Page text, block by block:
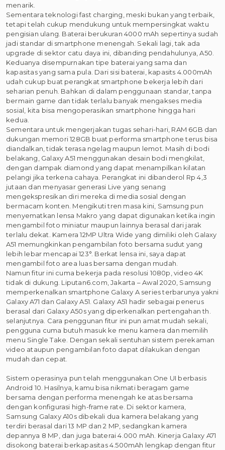
menarik.
Sementara teknologi fast charging, meski bukan yang terbaik,
tetapi telah cukup mendukung untuk mempersingkat waktu
pengisian ulang. Baterai berukuran 4000 mAh sepertinya sudah
jadi standar di smartphone menengah. Sekali lagi, tak ada
upgrade di sektor catu daya ini, dibanding pendahulunya, A50.
Keduanya disempurnakan tipe baterai yang sama dan
kapasitas yang sama pula. Dari sisi baterai, kapasits 4.000mAh
udah cukup buat perangkat smartphone bekerja lebih dari
seharian penuh. Bahkan di dalam penggunaan standar, tanpa
bermain game dan tidak terlalu banyak mengakses media
sosial, kita bisa mengoperasikan smartphone hingga hari
kedua.
Sementara untuk mengerjakan tugas sehari-hari, RAM 6GB dan
dukungan memori 128GB buat performa smartphone terus bisa
diandalkan, tidak terasa ngelag maupun lemot. Masih di bodi
belakang, Galaxy A51 menggunakan desain bodi mengkilat,
dengan dampak diamond yang dapat menampilkan kilatan
pelangi jika terkena cahaya. Perangkat ini dibanderol Rp 4,3
jutaan dan menyasar generasi Live yang senang
mengekspresikan diri mereka di media sosial dengan
bermacam konten. Mengikuti tren masa kini, Samsung pun
menyematkan lensa Makro yang dapat digunakan ketika ingin
mengambil foto miniatur maupun lainnya berasal dari jarak
terlalu dekat. Kamera 12MP Ultra Wide yang dimiliki oleh Galaxy
A51 memungkinkan pengambilan foto bersama sudut yang
lebih lebar mencapai 123°. Berkat lensa ini, saya dapat
mengambil foto area luas bersama dengan mudah.
Namun fitur ini cuma bekerja pada resolusi 1080p, video 4K
tidak di dukung. Liputan6.com, Jakarta – Awal 2020, Samsung
memperkenalkan smartphone Galaxy A series terbarunya yakni
Galaxy A71 dan Galaxy A51. Galaxy A51 hadir sebagai penerus
berasal dari Galaxy A50s yang diperkenalkan pertengahan th.
selanjutnya. Cara penggunan fitur ini pun amat mudah sekali,
pengguna cuma butuh masuk ke menu kamera dan memilih
menu Single Take. Dengan sekali sentuhan sistem perekaman
video ataupun pengambilan foto dapat dilakukan dengan
mudah dan cepat.
Sistem operasinya pun telah menggunakan One UI berbasis
Android 10. Hasilnya, kamu bisa nikmati beragam game
bersama dengan performa menengah ke atas bersama
dengan konfigurasi high-frame rate. Di sektor kamera,
Samsung Galaxy A10s dibekali dua kamera belakang yang
terdiri berasal dari 13 MP dan 2 MP, sedangkan kamera
depannya 8 MP, dan juga baterai 4.000 mAh. Kinerja Galaxy A71
disokong baterai berkapasitas 4.500mAh lengkap dengan fitur